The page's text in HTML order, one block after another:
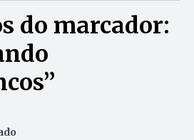
do marcador: